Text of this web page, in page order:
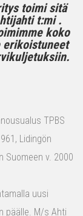
toimi sitä
t:mi .
koko
erikoistuneet
TPBS
Lidingön
Suomeen v. 2000
uusi
päälle. M/s Ahti